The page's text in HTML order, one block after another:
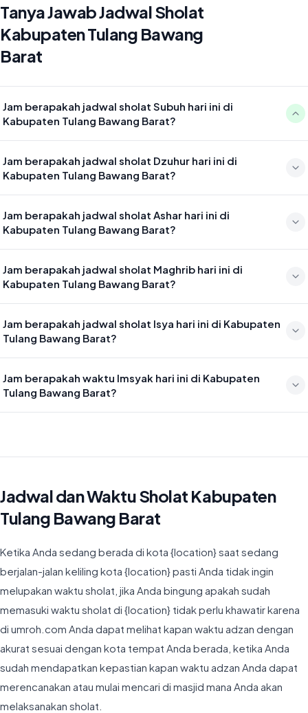
Tanya Jawab Jadwal Sholat
Kabupaten Tulang Bawang
Barat
Jam berapakah jadwal sholat Subuh hari ini di
Kabupaten Tulang Bawang Barat?
pada 04:50
Jam berapakah jadwal sholat Dzuhur hari ini di
Kabupaten Tulang Bawang Barat?
jatuh pada 12:09
Jam berapakah jadwal sholat Ashar hari ini di
Kabupaten Tulang Bawang Barat?
pada 15:30
Jam berapakah jadwal sholat Maghrib hari ini di
Kabupaten Tulang Bawang Barat?
jatuh pada 18:07
Jam berapakah jadwal sholat Isya hari ini di Kabupaten
Tulang Bawang Barat?
pada 19:18
Jam berapakah waktu Imsyak hari ini di Kabupaten
Tulang Bawang Barat?
Jadwal dan Waktu Sholat Kabupaten
Tulang Bawang Barat
Ketika Anda sedang berada di kota {location} saat sedang
berjalan-jalan keliling kota {location} pasti Anda tidak ingin
melupakan waktu sholat, jika Anda bingung apakah sudah
memasuki waktu sholat di {location} tidak perlu khawatir karena
di umroh.com Anda dapat melihat kapan waktu adzan dengan
akurat sesuai dengan kota tempat Anda berada, ketika Anda
sudah mendapatkan kepastian kapan waktu adzan Anda dapat
merencanakan atau mulai mencari di masjid mana Anda akan
melaksanakan sholat.